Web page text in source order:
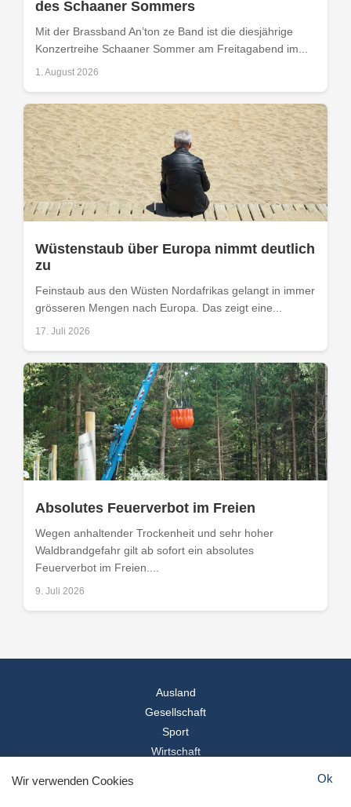
des Schaaner Sommers
Mit der Brassband An’ton ze Band ist die diesjährige
Konzertreihe Schaaner Sommer am Freitagabend im...
1. August 2026
Wüstenstaub über Europa nimmt deutlich
zu
Feinstaub aus den Wüsten Nordafrikas gelangt in immer
grösseren Mengen nach Europa. Das zeigt eine...
17. Juli 2026
Absolutes Feuerverbot im Freien
Wegen anhaltender Trockenheit und sehr hoher
Waldbrandgefahr gilt ab sofort ein absolutes
Feuerverbot im Freien....
9. Juli 2026
Ausland
Gesellschaft
Sport
Wirtschaft
© 2026Landesspiegel
Wir verwenden Cookies Ok